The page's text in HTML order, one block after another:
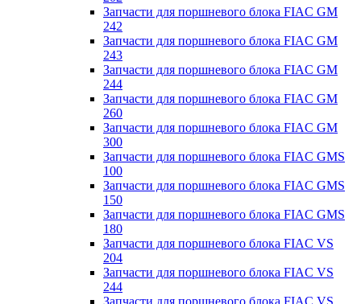
Запчасти для поршневого блока FIAC GM
242
Запчасти для поршневого блока FIAC GM
243
Запчасти для поршневого блока FIAC GM
244
Запчасти для поршневого блока FIAC GM
260
Запчасти для поршневого блока FIAC GM
300
Запчасти для поршневого блока FIAC GMS
100
Запчасти для поршневого блока FIAC GMS
150
Запчасти для поршневого блока FIAC GMS
180
Запчасти для поршневого блока FIAC VS
204
Запчасти для поршневого блока FIAC VS
244
Запчасти для поршневого блока FIAC VS